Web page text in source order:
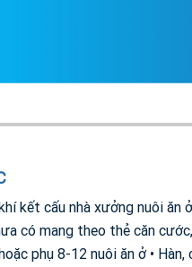
kết cấu nhà xưởng nuôi
có mang theo thẻ căn
phụ 8-12 nuôi ăn ở •